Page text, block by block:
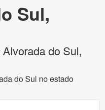
Sul,
do Sul,
do Sul no estado